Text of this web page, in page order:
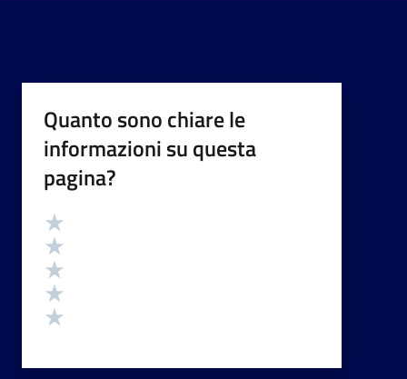
Quanto sono chiare le
informazioni su questa
pagina?
Valutazione